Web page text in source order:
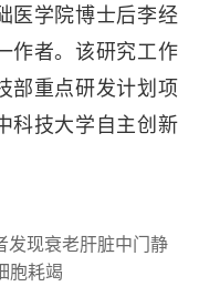
医学院博士后李经
作者。该研究工作
部重点研发计划项
科技大学自主创新
发现衰老肝脏中门静
胞耗竭